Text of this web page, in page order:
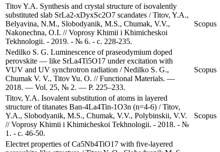
Titov Y.A. Synthesis and crystal structure of isovalently
substituted slab SrLa2-xDyxSc2O7 scandates / Titov, Y.A.,
Belyavina, N.M., Slobodyanik, M.S., Chumak, V.V.,
Nakonechna, O.I. // Voprosy Khimii i Khimicheskoi
Tekhnologii. - 2019. - № 6. - с. 228-235.
Scopus
Nedilko S. G. Luminescence of praseodymium doped
perovskite — like SrLa4Ti5O17 under excitation with
VUV and UV synchrotron radiation / Nedilko S. G.,
Chumak V. V., Titov Yu. O. // Functional Materials. —
2018. — Vol. 25, № 2. — P. 225–233.
Scopus
Titov, Y.A. Isovalent substitution of atoms in layered
structure of titanates Ban-4La4Tin-1O3n (n=4-6) / Titov,
Y.A., Slobodyanik, M.S., Chumak, V.V., Polybinskii, V.V.
// Voprosy Khimii i Khimicheskoi Tekhnologii. - 2018. - №
1. - с. 46-50.
Scopus
Electret properties of Ca5Nb4TiO17 with five-layered